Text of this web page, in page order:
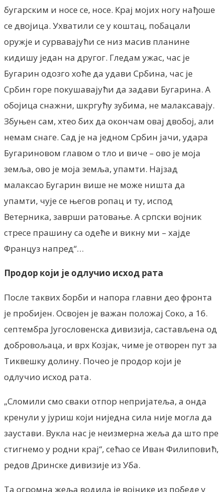
бугарским и носе се, носе. Крај мојих ногу нађоше
се двојица. Ухватили се у коштац, побацали
оружје и сурвавајући се низ масив планине
кидишу један на другог. Гледам ужас, час је
Бугарин одозго хоће да удави Србина, час је
Србин горе покушавајући да задави Бугарина. А
обојица снажни, шкргућу зубима, не малаксавају.
Збуњен сам, хтео бих да окончам овај двобој, али
немам снаге. Сад је на једном Србин јачи, удара
Бугариновом главом о тло и виче – ово је моја
земља, ово је моја земља, упамти. Најзад
малаксао Бугарин више не може ништа да
упамти, чује се његов ропац и ту, испод
Ветерника, заврши ратовање. А српски војник
стресе прашину са одеће и викну ми – хајде
Француз напред“…
Продор који је одлучио исход рата
После таквих борби и напора главни део фронта
је пробијен. Освојен је важан положај Соко, а 16.
септембра Југословенска дивизија, састављена од
добровољаца, и врх Козјак, чиме је отворен пут за
Тиквешку долину. Почео је продор који је
одлучио исход рата.
„Сломили смо сваки отпор непријатеља, а онда
кренули у јуриш који ниједна сила није могла да
заустави. Вукла нас је неизмерна жеља да што пре
стигнемо у родни крај“, сећао се Иван Филиповић,
редов Дринске дивизије из Уба.
Та огромна жеља водила је војнике из победе у